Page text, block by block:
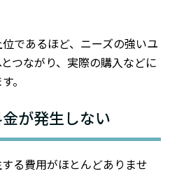
であるほど、ニーズの強いユ
つながり、実際の購入などに
。
が発生しない
る費用がほとんどありませ